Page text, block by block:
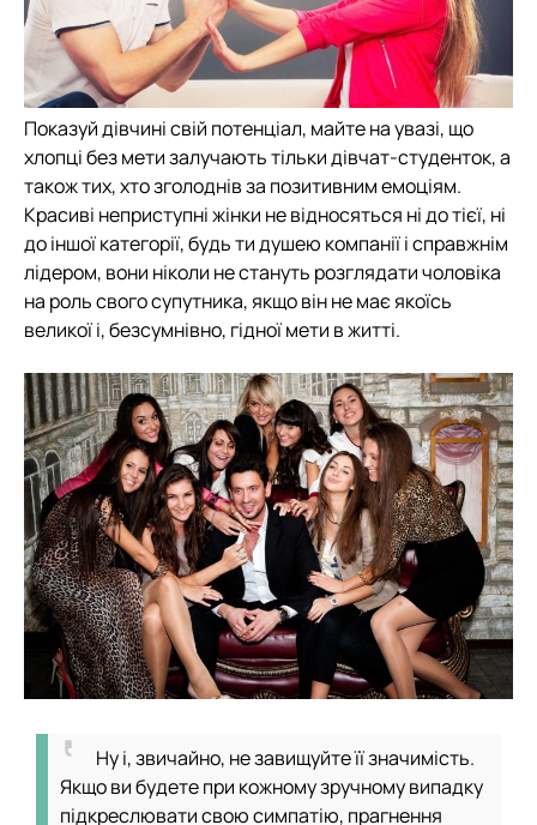
Показуй дівчині свій потенціал, майте на увазі, що
хлопці без мети залучають тільки дівчат-студенток, а
також тих, хто зголоднів за позитивним емоціям.
Красиві неприступні жінки не відносяться ні до тієї, ні
до іншої категорії, будь ти душею компанії і справжнім
лідером, вони ніколи не стануть розглядати чоловіка
на роль свого супутника, якщо він не має якоїсь
великої і, безсумнівно, гідної мети в житті.
Ну і, звичайно, не завищуйте її значимість.
Якщо ви будете при кожному зручному випадку
підкреслювати свою симпатію, прагнення